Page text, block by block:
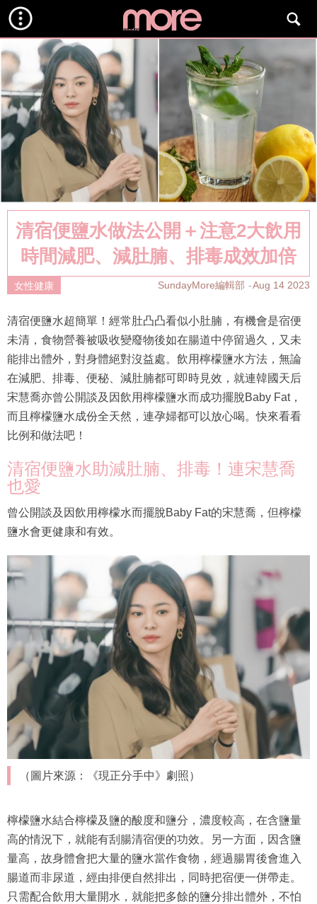
清宿便鹽水做法公開＋注意2大飲用
時間減肥、減肚腩、排毒成效加倍
女性健康 SundayMore編輯部 Aug 14 2023
清宿便鹽水超簡單！經常肚凸凸看似小肚腩，有機會是宿便
未清，食物營養被吸收變廢物後如在腸道中停留過久，又未
能排出體外，對身體絕對沒益處。飲用檸檬鹽水方法，無論
在減肥、排毒、便秘、減肚腩都可即時見效，就連韓國天后
宋慧喬亦曾公開談及因飲用檸檬鹽水而成功擺脫Baby Fat，
而且檸檬鹽水成份全天然，連孕婦都可以放心喝。快來看看
比例和做法吧！
清宿便鹽水助減肚腩、排毒！連宋慧喬
也愛
曾公開談及因飲用檸檬水而擺脫Baby Fat的宋慧喬，但檸檬
鹽水會更健康和有效。
（圖片來源：《現正分手中》劇照）
檸檬鹽水結合檸檬及鹽的酸度和鹽分，濃度較高，在含鹽量
高的情況下，就能有刮腸清宿便的功效。另一方面，因含鹽
量高，故身體會把大量的鹽水當作食物，經過腸胃後會進入
腸道而非尿道，經由排便自然排出，同時把宿便一併帶走。
只需配合飲用大量開水，就能把多餘的鹽分排出體外，不怕